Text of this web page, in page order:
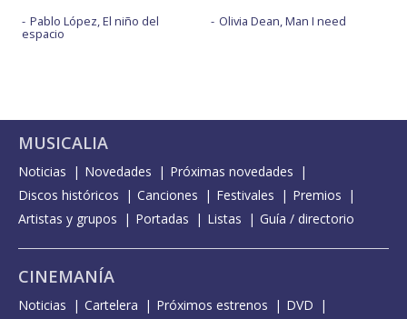
Pablo López, El niño del
espacio
Olivia Dean, Man I need
MUSICALIA
Noticias Novedades
Próximas novedades
Discos históricos
Canciones Festivales
Premios
Artistas y grupos
Portadas Listas Guía / directorio
CINEMANÍA
Noticias Cartelera Próximos estrenos
DVD